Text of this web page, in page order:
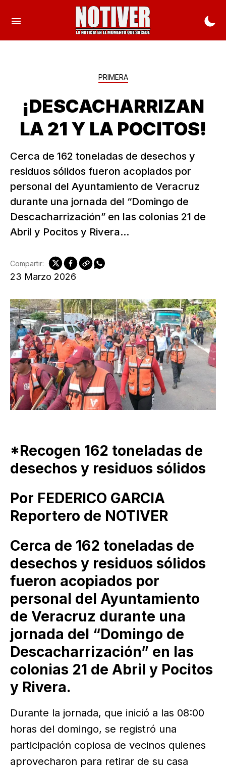
PRIMERA
¡DESCACHARRIZAN
LA 21 Y LA POCITOS!
Cerca de 162 toneladas de desechos y
residuos sólidos fueron acopiados por
personal del Ayuntamiento de Veracruz
durante una jornada del “Domingo de
Descacharrización” en las colonias 21 de
Abril y Pocitos y Rivera...
23 Marzo 2026
Compartir:
*Recogen 162 toneladas de
desechos y residuos sólidos
Por FEDERICO GARCIA
Reportero de NOTIVER
Cerca de 162 toneladas de
desechos y residuos sólidos
fueron acopiados por
personal del Ayuntamiento
de Veracruz durante una
jornada del “Domingo de
Descacharrización” en las
colonias 21 de Abril y Pocitos
y Rivera.
Durante la jornada, que inició a las 08:00
horas del domingo, se registró una
participación copiosa de vecinos quienes
aprovecharon para retirar de su casa